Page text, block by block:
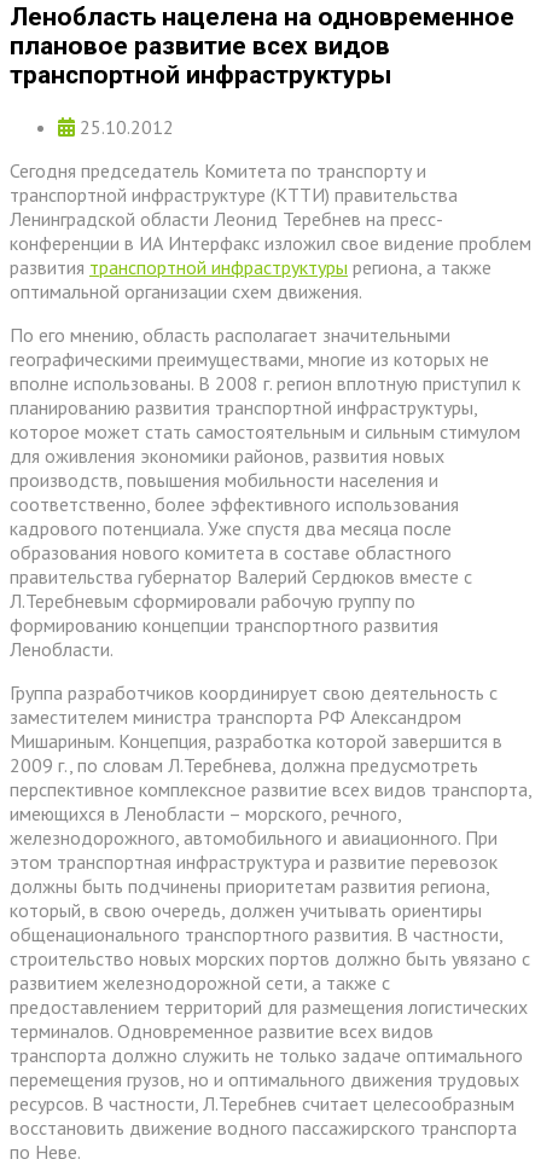
Ленобласть нацелена на одновременное
плановое развитие всех видов
транспортной инфраструктуры
25.10.2012
Сегодня председатель Комитета по транспорту и
транспортной инфраструктуре (КТТИ) правительства
Ленинградской области Леонид Теребнев на пресс-
конференции в ИА Интерфакс изложил свое видение проблем
развития транспортной инфраструктуры региона, а также
оптимальной организации схем движения.
По его мнению, область располагает значительными
географическими преимуществами, многие из которых не
вполне использованы. В 2008 г. регион вплотную приступил к
планированию развития транспортной инфраструктуры,
которое может стать самостоятельным и сильным стимулом
для оживления экономики районов, развития новых
производств, повышения мобильности населения и
соответственно, более эффективного использования
кадрового потенциала. Уже спустя два месяца после
образования нового комитета в составе областного
правительства губернатор Валерий Сердюков вместе с
Л.Теребневым сформировали рабочую группу по
формированию концепции транспортного развития
Ленобласти.
Группа разработчиков координирует свою деятельность с
заместителем министра транспорта РФ Александром
Мишариным. Концепция, разработка которой завершится в
2009 г., по словам Л.Теребнева, должна предусмотреть
перспективное комплексное развитие всех видов транспорта,
имеющихся в Ленобласти – морского, речного,
железнодорожного, автомобильного и авиационного. При
этом транспортная инфраструктура и развитие перевозок
должны быть подчинены приоритетам развития региона,
который, в свою очередь, должен учитывать ориентиры
общенационального транспортного развития. В частности,
строительство новых морских портов должно быть увязано с
развитием железнодорожной сети, а также с
предоставлением территорий для размещения логистических
терминалов. Одновременное развитие всех видов
транспорта должно служить не только задаче оптимального
перемещения грузов, но и оптимального движения трудовых
ресурсов. В частности, Л.Теребнев считает целесообразным
восстановить движение водного пассажирского транспорта
по Неве.